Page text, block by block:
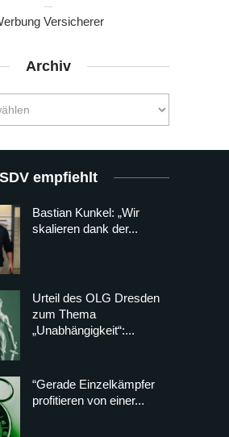
Versicherer
Archiv
SDV empfiehlt
Bastian Kunkel: „Wir
skalieren dank der...
Urteil des OLG Dresden
zum Thema
„Unabhängigkeit“:...
“Gerade Einzelkämpfer
profitieren von einer...